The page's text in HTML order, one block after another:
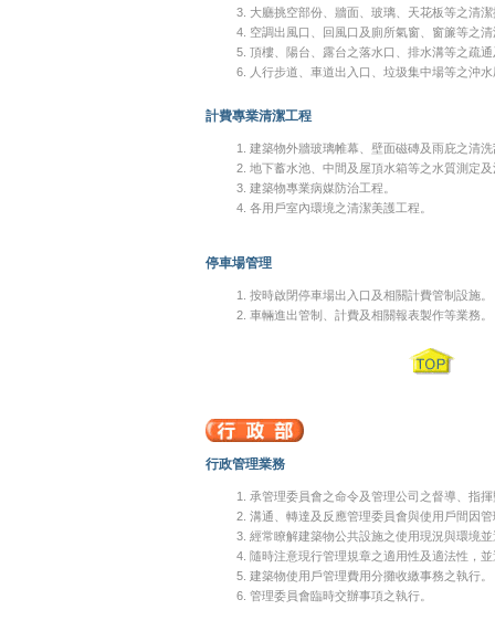
大廳挑空部份、牆面、玻璃、天花板等之清
空調出風口、回風口及廁所氣窗、窗簾等之
頂樓、陽台、露台之落水口、排水溝等之疏
人行步道、車道出入口、垃圾集中場等之沖
計費專業清潔工程
建築物外牆玻璃帷幕、壁面磁磚及雨庇之清
地下蓄水池、中間及屋頂水箱等之水質測定
建築物專業病媒防治工程。
各用戶室內環境之清潔美護工程。
停車場管理
按時啟閉停車場出入口及相關計費管制設施。
車輛進出管制、計費及相關報表製作等業務。
行政管理業務
承管理委員會之命令及管理公司之督導、指
溝通、轉達及反應管理委員會與使用戶間因
經常瞭解建築物公共設施之使用現況與環境
隨時注意現行管理規章之適用性及適法性，
建築物使用戶管理費用分攤收繳事務之執行。
管理委員會臨時交辦事項之執行。